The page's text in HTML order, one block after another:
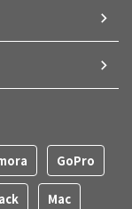
GoPro
Mac